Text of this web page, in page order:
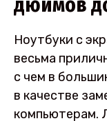
Ноутбуки с
весьма
с чем в
в качестве
компьютерам.